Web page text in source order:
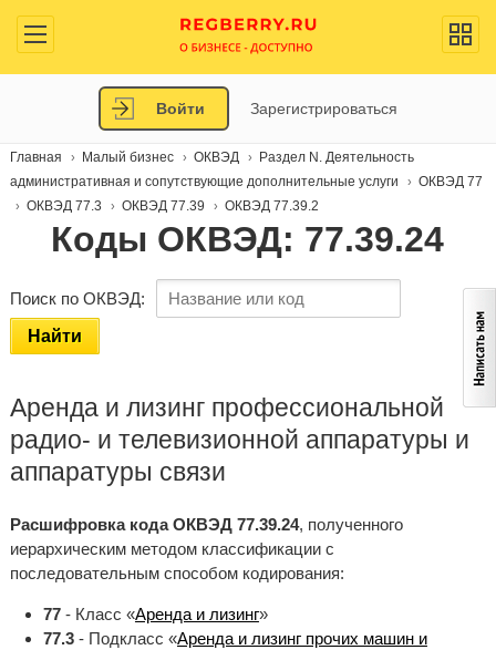
Войти Зарегистрироваться
Главная Малый бизнес ОКВЭД
Раздел N. Деятельность
административная и сопутствующие дополнительные услуги
ОКВЭД 77
ОКВЭД 77.3
ОКВЭД 77.39 ОКВЭД 77.39.2
Коды ОКВЭД: 77.39.24
Поиск по ОКВЭД:
Найти
Аренда и лизинг профессиональной
радио- и телевизионной аппаратуры и
аппаратуры связи
Расшифровка кода ОКВЭД 77.39.24, полученного
иерархическим методом классификации с
последовательным способом кодирования:
77- Класс «Аренда и лизинг»
77.3- Подкласс «Аренда и лизинг прочих машин и